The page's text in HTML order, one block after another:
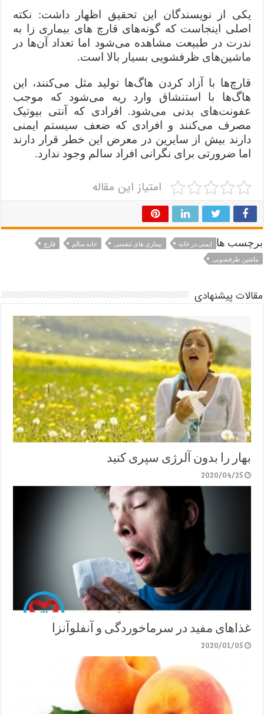
یکی از نویسندگان این تحقیق اظهار داشت: نکته
اصلی اینجاست که گونه‌های قارچ های بیماری زا به
ندرت در طبیعت مشاهده می‌شود اما تعداد آن‌ها در
ماشین‌های ظرفشویی بسیار بالا است.
قارچ‌ها با آزاد کردن هاگ‌ها تولید مثل می‌کنند، این
هاگ‌ها با استنشاق وارد ریه می‌شود که موجب
عفونت‌های بدنی می‌شود. افرادی که آنتی بیوتیک
مصرف می‌کنند و افرادی که ضعف سیستم ایمنی
دارند بیش از سایرین در معرض این خطر قرار دارند
اما ضرورتی برای نگرانی افراد سالم وجود ندارد.
امتیاز این مقاله
برچسب ها ایمنی در خانه بیماری های تنفسی خانه سالم
قارچ
ماشین ظرفشویی
مقالات پیشنهادی
بهار را بدون آلرژی سپری کنید
2020/04/25
غذاهای مفید در سرماخوردگی و آنفلوآنزا
2020/01/05